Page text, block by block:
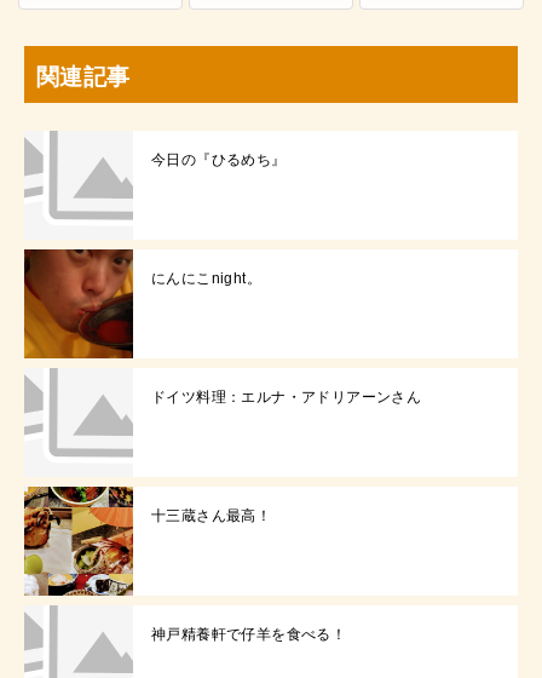
関連記事
今日の『ひるめち』
にんにこnight。
ドイツ料理：エルナ・アドリアーンさん
十三蔵さん最高！
神戸精養軒で仔羊を食べる！